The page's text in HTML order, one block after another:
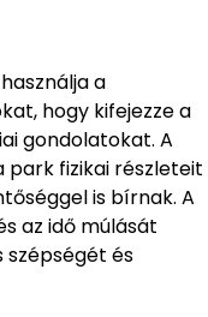
a
hogy kifejezze a
gondolatokat. A
park fizikai részleteit
is bírnak. A
az idő múlását
szépségét és